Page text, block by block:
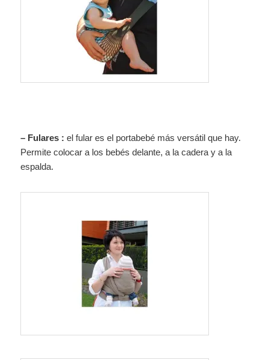
– Fulares : el fular es el portabebé más versátil que hay.
Permite colocar a los bebés delante, a la cadera y a la
espalda.